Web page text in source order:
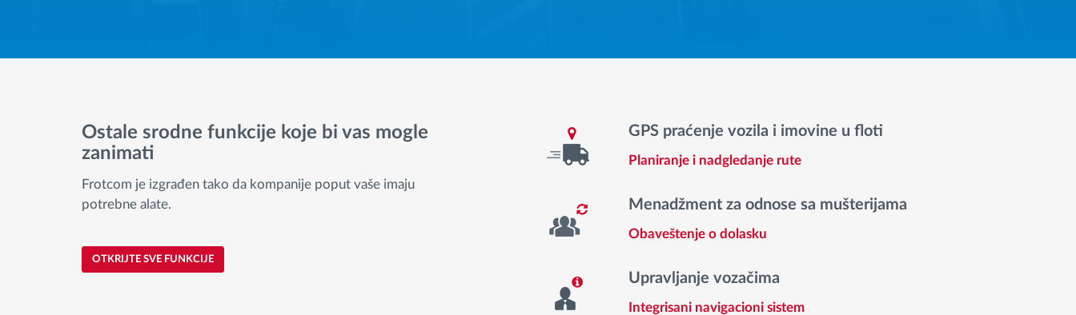
Ostale srodne funkcije koje bi vas mogle
zanimati
Frotcom je izgrađen tako da kompanije poput vaše imaju
potrebne alate.
OTKRIJTE SVE FUNKCIJE
GPS praćenje vozila i imovine u floti
Planiranje i nadgledanje rute
Menadžment za odnose sa mušterijama
Obaveštenje o dolasku
Upravljanje vozačima
Integrisani navigacioni sistem